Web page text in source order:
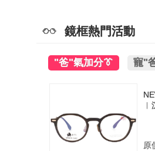
鏡框熱門活動
"爸"氣加分👔 寵"
原